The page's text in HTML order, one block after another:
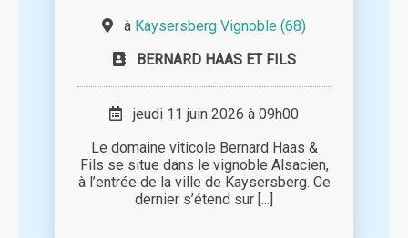
à Kaysersberg Vignoble (68)
BERNARD HAAS ET FILS
jeudi 11 juin 2026 à 09h00
Le domaine viticole Bernard Haas &
Fils se situe dans le vignoble Alsacien,
à l’entrée de la ville de Kaysersberg. Ce
dernier s’étend sur [...]